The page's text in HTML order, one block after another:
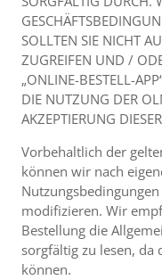
SOLLTEN SIE NICHT
ZUGREIFEN UND /
„ONLINE-BESTELL-
DIE NUTZUNG DER
AKZEPTIERUNG
Vorbehaltlich der
können wir nach
modifizieren. Wir
Bestellung die
sorgfältig zu lesen, da
können.